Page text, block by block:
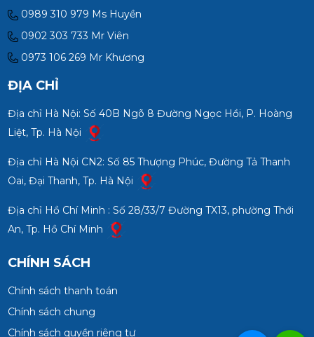
0989 310 979 Ms Huyền
0902 303 733 Mr Viên
0973 106 269 Mr Khương
ĐỊA CHỈ
Địa chỉ Hà Nội: Số 40B Ngõ 8 Đường Ngọc Hồi, P. Hoàng
Liệt, Tp. Hà Nội
Địa chỉ Hà Nội CN2: Số 85 Thượng Phúc, Đường Tả Thanh
Oai, Đại Thanh, Tp. Hà Nội
Địa chỉ Hồ Chí Minh : Số 28/33/7 Đường TX13, phường Thới
An, Tp. Hồ Chí Minh
CHÍNH SÁCH
Chính sách thanh toán
Chính sách chung
Chính sách quyền riêng tư